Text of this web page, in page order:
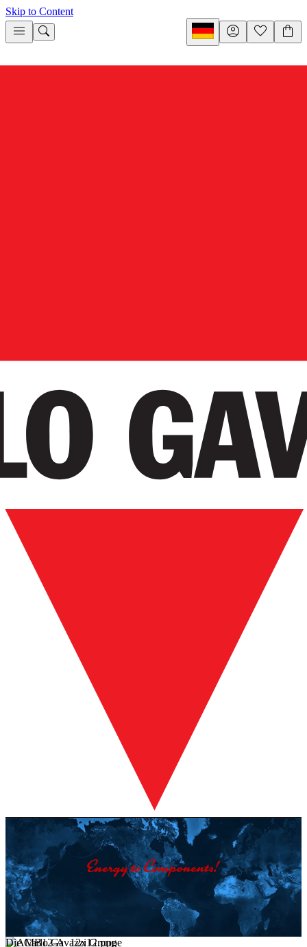
Skip to Content
Die Carlo Gavazzi Gruppe